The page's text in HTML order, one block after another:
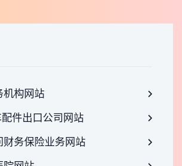
机构网站
配件出口公司网站
财务保险业务网站